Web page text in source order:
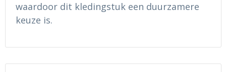
Gehoorbescherming
waardoor dit kledingstuk een duurzamere
keuze is.